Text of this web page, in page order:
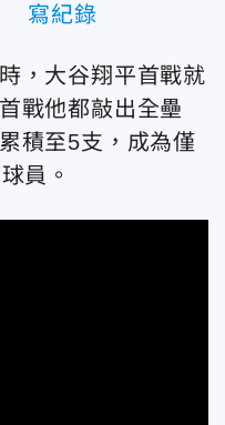
寫紀錄
，大谷翔平首戰就
戰他都敲出全壘
積至5支，成為僅
員。